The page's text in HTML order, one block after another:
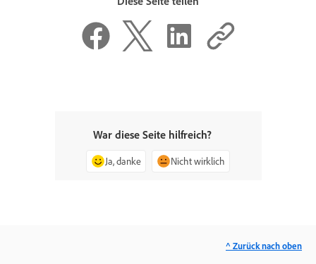
War diese Seite hilfreich?
Ja, danke Nicht wirklich
^ Zurück nach oben